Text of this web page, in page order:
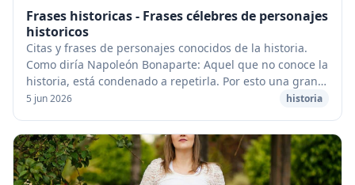
Frases historicas - Frases célebres de personajes
historicos
Citas y frases de personajes conocidos de la historia.
Como diría Napoleón Bonaparte: Aquel que no conoce la
historia, está condenado a repetirla. Por esto una gran
forma de conocer fragmentos importa...
5 jun 2026 historia